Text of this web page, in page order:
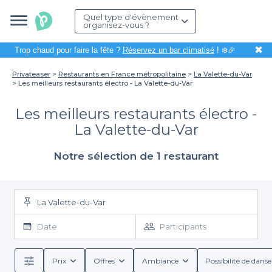
Quel type d'évènement
organisez-vous ?
Trop chaud pour faire la fête ? Réservez un bar climatisé! ❄️🎉 ✖
Privateaser Restaurants en France métropolitaine
La Valette-du-Var
Les meilleurs restaurants électro - La Valette-du-Var
Les meilleurs restaurants électro -
La Valette-du-Var
Notre sélection de 1 restaurant
La Valette-du-Var
Date Participants
Prix Offres Ambiance Possibilité de